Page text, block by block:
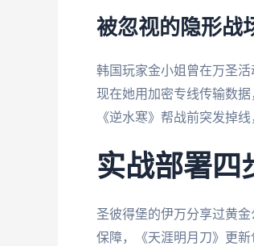
被忽视的隐形战
韩国玩家金小姐曾在万圣
现在她用加密专线传输数
《逆水寒》帮战前突发掉
实战部署四
圣彼得堡的伊万分享过黄
保障，《天涯明月刀》更